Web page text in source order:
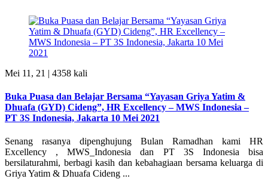
Mei 11, 21 | 4358 kali
Buka Puasa dan Belajar Bersama “Yayasan Griya Yatim &
Dhuafa (GYD) Cideng”, HR Excellency – MWS Indonesia –
PT 3S Indonesia, Jakarta 10 Mei 2021
Senang rasanya dipenghujung Bulan Ramadhan kami HR
Excellency , MWS_Indonesia dan PT 3S Indonesia bisa
bersilaturahmi, berbagi kasih dan kebahagiaan bersama keluarga di
Griya Yatim & Dhuafa Cideng ...